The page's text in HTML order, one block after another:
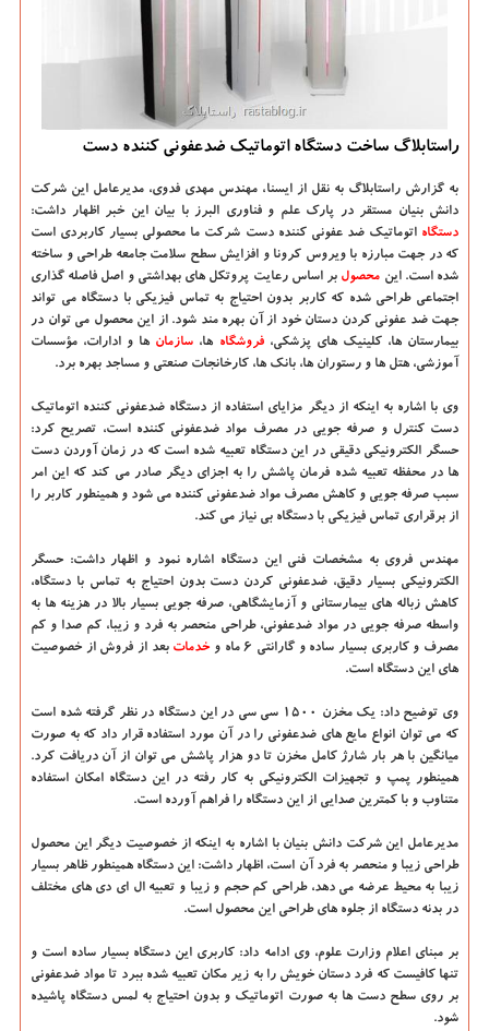
راستابلاگ ساخت دستگاه اتوماتیك ضدعفونی كننده دست
به گزارش راستابلاگ به نقل از ایسنا، مهندس مهدی فدوی، مدیرعامل این شرکت
دانش بنیان مستقر در پارک علم و فناوری البرز با بیان این خبر اظهار داشت:
دستگاه اتوماتیک ضد عفونی کننده دست شرکت ما محصولی بسیار کاربردی است
که در جهت مبارزه با ویروس کرونا و افزایش سطح سلامت جامعه طراحی و ساخته
شده است. این محصول بر اساس رعایت پروتکل های بهداشتی و اصل فاصله گذاری
اجتماعی طراحی شده که کاربر بدون احتیاج به تماس فیزیکی با دستگاه می تواند
جهت ضد عفونی کردن دستان خود از آن بهره مند شود. از این محصول می توان در
بیمارستان ها، کلینیک های پزشکی،فروشگاه ها، سازمان ها و ادارات، مؤسسات
آموزشی، هتل ها و رستوران ها، بانک ها، کارخانجات صنعتی و مساجد بهره برد.
وی با اشاره به اینکه از دیگر مزایای استفاده از دستگاه ضدعفونی کننده اتوماتیک
دست کنترل و صرفه جویی در مصرف مواد ضدعفونی کننده است، تصریح کرد:
حسگر الکترونیکی دقیقی در این دستگاه تعبیه شده است که در زمان آوردن دست
ها در محفظه تعبیه شده فرمان پاشش را به اجزای دیگر صادر می کند که این امر
سبب صرفه جویی و کاهش مصرف مواد ضدعفونی کننده می شود و همینطور کاربر را
از برقراری تماس فیزیکی با دستگاه بی نیاز می کند.
مهندس فروی به مشخصات فنی این دستگاه اشاره نمود و اظهار داشت: حسگر
الکترونیکی بسیار دقیق، ضدعفونی کردن دست بدون احتیاج به تماس با دستگاه،
کاهش زباله های بیمارستانی و آزمایشگاهی، صرفه جویی بسیار بالا در هزینه ها به
واسطه صرفه جویی در مواد ضدعفونی، طراحی منحصر به فرد و زیبا، کم صدا و کم
مصرف و کاربری بسیار ساده و گارانتی ۶ ماه و
خدمات بعد از فروش از خصوصیت
های این دستگاه است.
وی توضیح داد: یک مخزن ۱۵۰۰ سی سی در این دستگاه در نظر گرفته شده است
که می توان انواع مایع های ضدعفونی را در آن مورد استفاده قرار داد که به صورت
میانگین با هر بار شارژ کامل مخزن تا دو هزار پاشش می توان از آن دریافت کرد.
همینطور پمپ و تجهیزات الکترونیکی به کار رفته در این دستگاه امکان استفاده
متناوب و با کمترین صدایی از این دستگاه را فراهم آورده است.
مدیرعامل این شرکت دانش بنیان با اشاره به اینکه از خصوصیت دیگر این محصول
طراحی زیبا و منحصر به فرد آن است، اظهار داشت: این دستگاه همینطور ظاهر بسیار
زیبا به محیط عرضه می دهد، طراحی کم حجم و زیبا و تعبیه ال ای دی های مختلف
در بدنه دستگاه از جلوه های طراحی این محصول است.
بر مبنای اعلام وزارت علوم، وی ادامه داد: کاربری این دستگاه بسیار ساده است و
تنها کافیست که فرد دستان خویش را به زیر مکان تعبیه شده ببرد تا مواد ضدعفونی
بر روی سطح دست ها به صورت اتوماتیک و بدون احتیاج به لمس دستگاه پاشیده
شود.